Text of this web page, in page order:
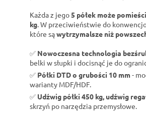
Każda z jego5 półek może
kg. W przeciwieństwie do
które sąwytrzymalsze niż
✅ Nowoczesna technologia
belki w słupki i docisnąć je do
✅ Półki DTD o grubości 10 mm-
warianty MDF/HDF.
✅ Udźwig półki 450 kg, udźwig
skrzyń po narzędzia przemysłowe.